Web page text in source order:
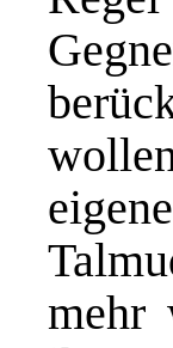
mehr